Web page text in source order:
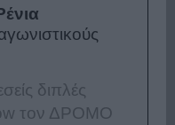
διπλές
τον ΔΡΟΜΟ